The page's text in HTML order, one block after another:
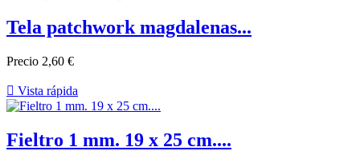
Tela patchwork magdalenas...
Precio 2,60 €
 Vista rápida
Fieltro 1 mm. 19 x 25 cm....